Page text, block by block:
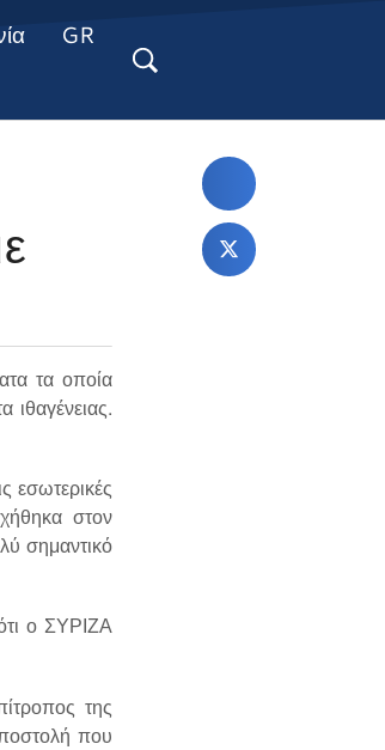
GR
τα οποία
ιθαγένειας.
εσωτερικές
στον
σημαντικό
ο ΣΥΡΙΖΑ
της
που